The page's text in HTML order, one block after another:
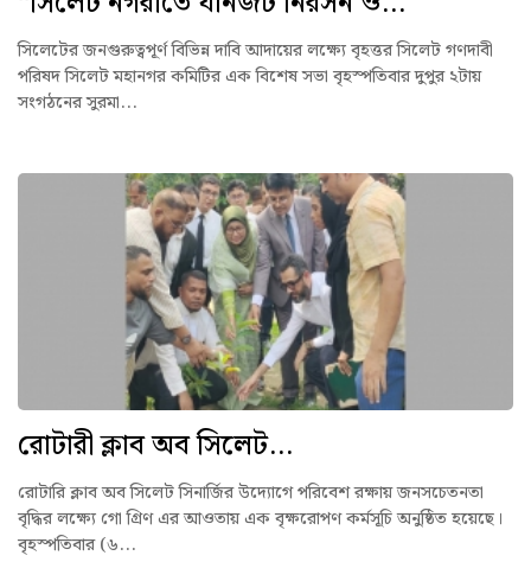
সিলেটের জনগুরুত্বপূর্ণ বিভিন্ন দাবি আদায়ের লক্ষ্যে বৃহত্তর সিলেট গণদাবী
পরিষদ সিলেট মহানগর কমিটির এক বিশেষ সভা বৃহস্পতিবার দুপুর ২টায়
সংগঠনের সুরমা...
রোটারী ক্লাব অব সিলেট...
রোটারি ক্লাব অব সিলেট সিনার্জির উদ্যোগে পরিবেশ রক্ষায় জনসচেতনতা
বৃদ্ধির লক্ষ্যে গো গ্রিণ এর আওতায় এক বৃক্ষরোপণ কর্মসূচি অনুষ্ঠিত হয়েছে।
বৃহস্পতিবার (৬...